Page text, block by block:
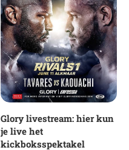
Glory livestream: hier kun
je live het
kickboksspektakel